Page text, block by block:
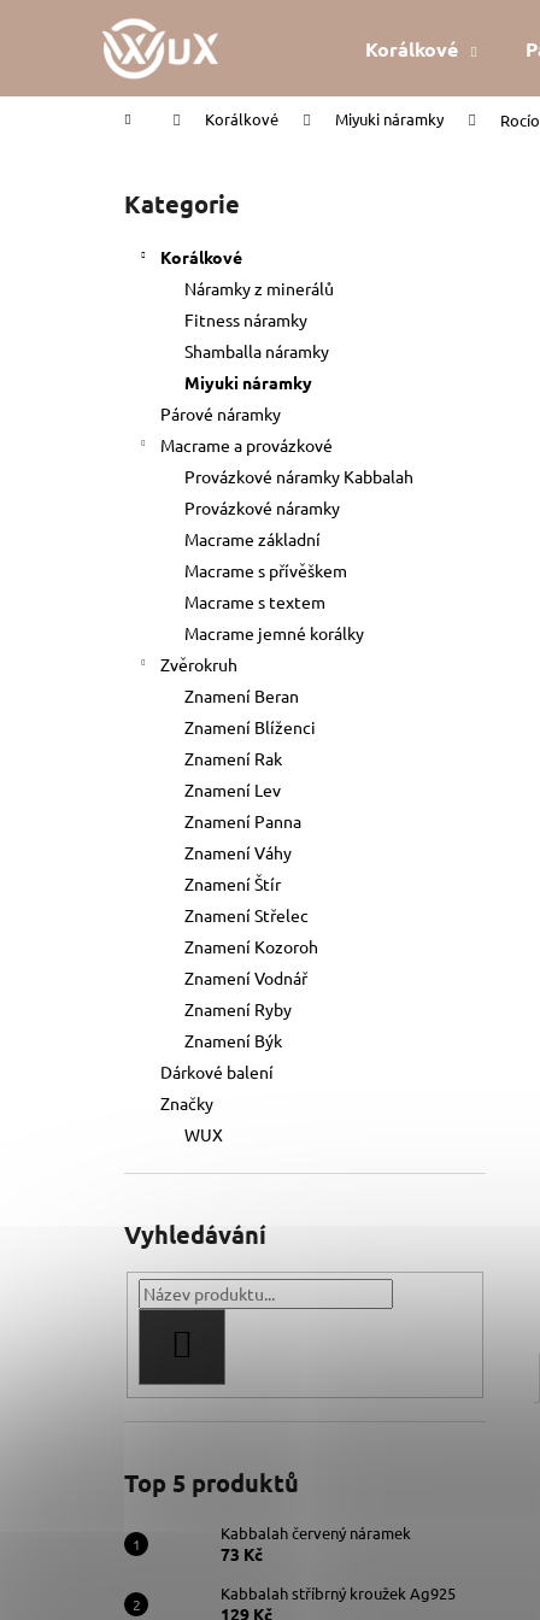
Korálkové
Domů Korálkové Miyuki náramky
Přeskočit
kategorie
Kategorie
Korálkové
Náramky z minerálů
Fitness náramky
Shamballa náramky
Miyuki náramky
Párové náramky
Macrame a provázkové
Provázkové náramky Kabbalah
Provázkové náramky
Macrame základní
Macrame s přívěškem
Macrame s textem
Macrame jemné korálky
Zvěrokruh
Znamení Beran
Znamení Blíženci
Znamení Rak
Znamení Lev
Znamení Panna
Znamení Váhy
Znamení Štír
Znamení Střelec
Znamení Kozoroh
Znamení Vodnář
Znamení Ryby
Znamení Býk
Dárkové balení
Značky
WUX
Vyhledávání
Top 5 produktů
Kabbalah červený náramek
73 Kč
Kabbalah stříbrný kroužek Ag925
129 Kč
í
Zpět
do
Zpět
do
KABBALAH ČERVENÝ NÁRAMEK
Původně: 89 Kč